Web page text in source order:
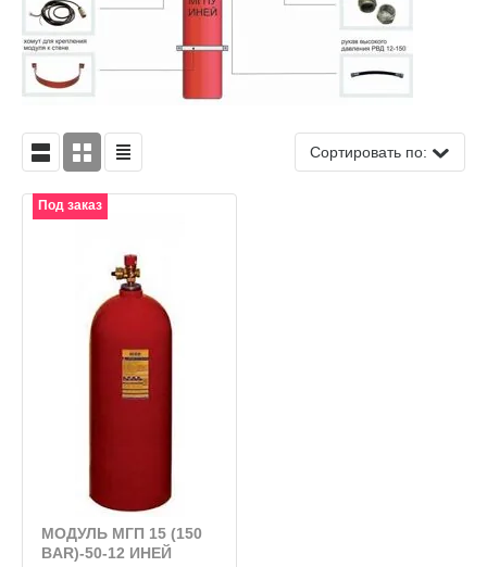
Сортировать по:
Под заказ
МОДУЛЬ МГП 15 (150
BAR)-50-12 ИНЕЙ